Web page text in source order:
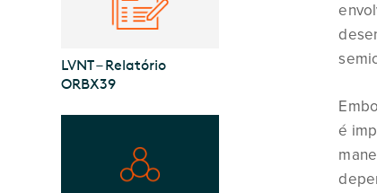
é
LVNT – Relatório
ORBX39